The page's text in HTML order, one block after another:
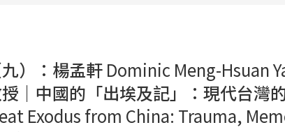
）：楊孟軒Dominic Meng-Hsuan
｜中國的「出埃及記」：現代台灣
Exodus from China: Trauma,